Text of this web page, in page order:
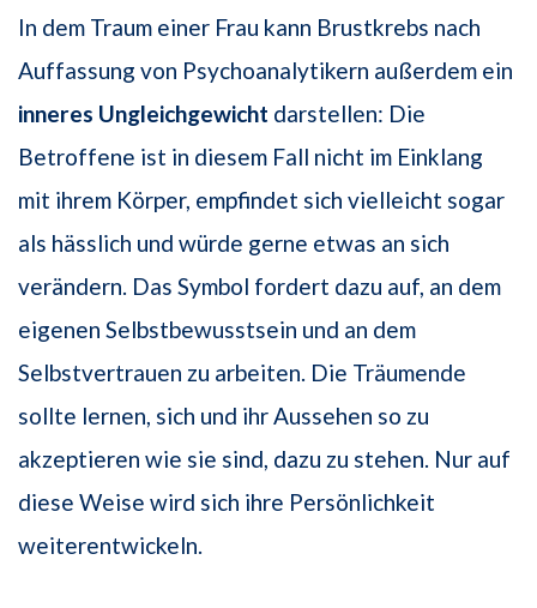
In dem Traum einer Frau kann Brustkrebs nach
Auffassung von Psychoanalytikern außerdem ein
inneres Ungleichgewicht darstellen: Die
Betroffene ist in diesem Fall nicht im Einklang
mit ihrem Körper, empfindet sich vielleicht sogar
als hässlich und würde gerne etwas an sich
verändern. Das Symbol fordert dazu auf, an dem
eigenen Selbstbewusstsein und an dem
Selbstvertrauen zu arbeiten. Die Träumende
sollte lernen, sich und ihr Aussehen so zu
akzeptieren wie sie sind, dazu zu stehen. Nur auf
diese Weise wird sich ihre Persönlichkeit
weiterentwickeln.